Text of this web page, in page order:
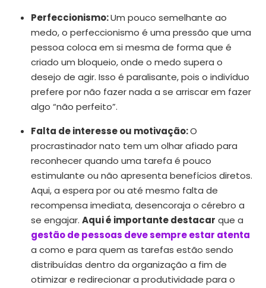
Perfeccionismo:Um pouco semelhante ao
medo, o perfeccionismo é uma pressão que uma
pessoa coloca em si mesma de forma que é
criado um bloqueio, onde o medo supera o
desejo de agir. Isso é paralisante, pois o indivíduo
prefere por não fazer nada a se arriscar em fazer
algo “não perfeito”.
Falta de interesse ou motivação:O
procrastinador nato tem um olhar afiado para
reconhecer quando uma tarefa é pouco
estimulante ou não apresenta benefícios diretos.
Aqui, a espera por ou até mesmo falta de
recompensa imediata, desencoraja o cérebro a
se engajar. Aqui é importante destacar que a
gestão de pessoas deve sempre estar atenta
a como e para quem as tarefas estão sendo
distribuídas dentro da organização a fim de
otimizar e redirecionar a produtividade para o